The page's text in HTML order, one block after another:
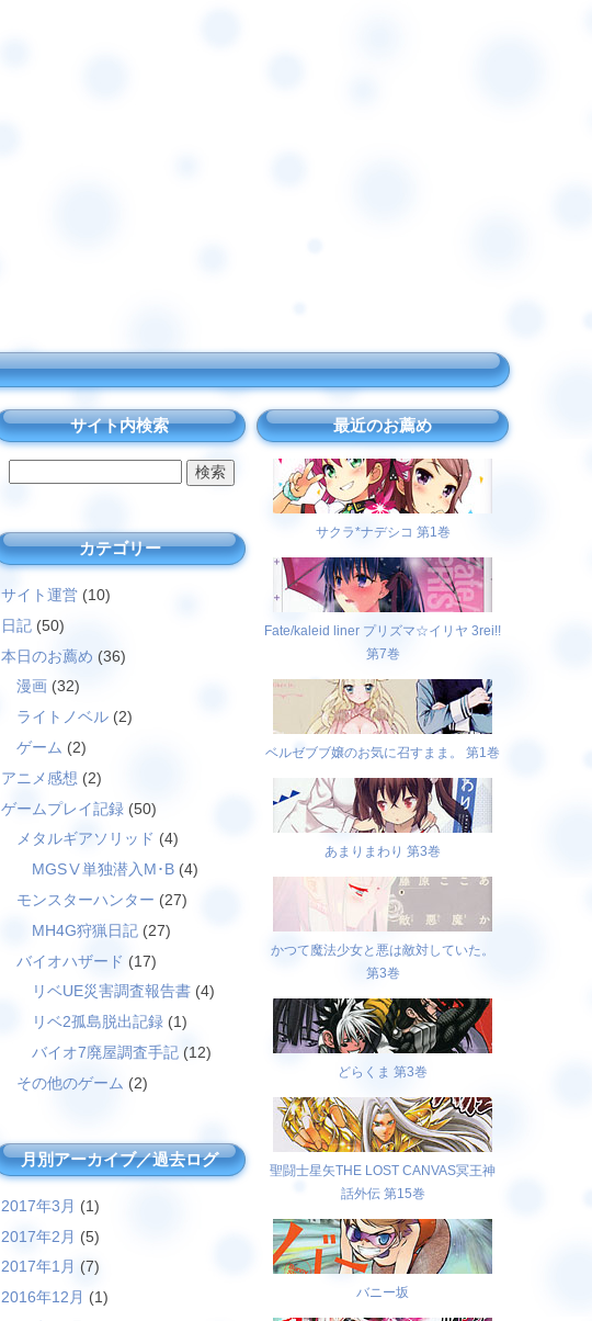
サイト内検索
カテゴリー
サイト運営 (10)
日記 (50)
本日のお薦め (36)
漫画 (32)
ライトノベル (2)
ゲーム (2)
アニメ感想 (2)
ゲームプレイ記録 (50)
メタルギアソリッド (4)
MGSⅤ単独潜入M･B (4)
モンスターハンター (27)
MH4G狩猟日記 (27)
バイオハザード (17)
リベUE災害調査報告書 (4)
リベ2孤島脱出記録 (1)
バイオ7廃屋調査手記 (12)
その他のゲーム (2)
月別アーカイブ／過去ログ
2017年3月 (1)
2017年2月 (5)
2017年1月 (7)
2016年12月 (1)
最近のお薦め
サクラ*ナデシコ 第1巻
Fate/kaleid liner プリズマ☆イリヤ 3rei!!
第7巻
ベルゼブブ嬢のお気に召すまま。 第1巻
あまりまわり 第3巻
かつて魔法少女と悪は敵対していた。
第3巻
どらくま 第3巻
聖闘士星矢THE LOST CANVAS冥王神
話外伝 第15巻
バニー坂